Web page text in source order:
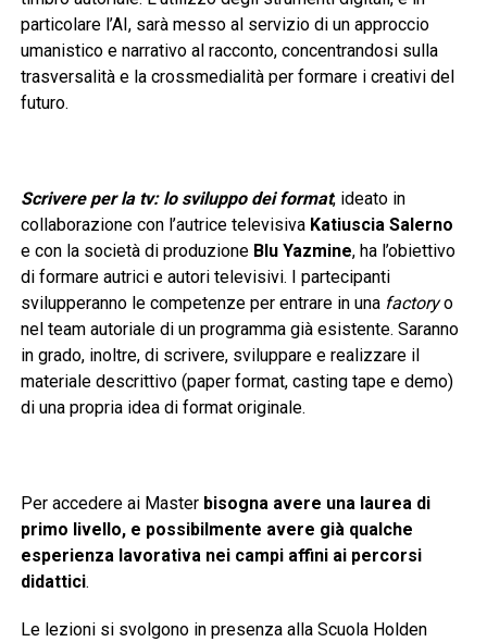
particolare l’AI, sarà messo al servizio di un approccio
umanistico e narrativo al racconto, concentrandosi sulla
trasversalità e la crossmedialità per formare i creativi del
futuro.
Scrivere per la tv: lo sviluppo dei format, ideato in
collaborazione con l’autrice televisiva Katiuscia Salerno
e con la società di produzione Blu Yazmine, ha l’obiettivo
di formare autrici e autori televisivi. I partecipanti
svilupperanno le competenze per entrare in una factoryo
nel team autoriale di un programma già esistente. Saranno
in grado, inoltre, di scrivere, sviluppare e realizzare il
materiale descrittivo (paper format, casting tape e demo)
di una propria idea di format originale.
Per accedere ai Master bisogna avere una laurea di
primo livello, e possibilmente avere già qualche
esperienza lavorativa nei campi affini ai percorsi
didattici.
Le lezioni si svolgono in presenza alla Scuola Holden